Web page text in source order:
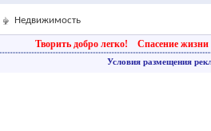
Недвижимость
Творить добро легко! Спасение жизни
Условия размещения